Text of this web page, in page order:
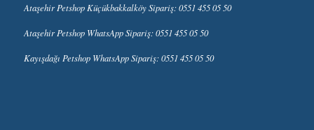
Ataşehir Petshop Küçükbakkalköy Sipariş: 0551 455 05 50
Ataşehir Petshop WhatsApp Sipariş: 0551 455 05 50
Kayışdağı Petshop WhatsApp Sipariş: 0551 455 05 50